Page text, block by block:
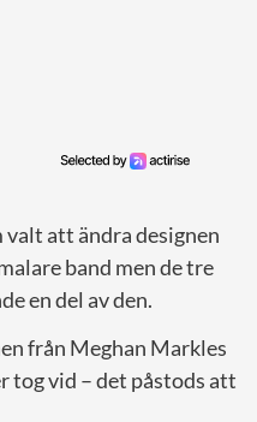
att ändra designen
band men de tre
en del av den.
från Meghan Markles
tog vid – det påstods att